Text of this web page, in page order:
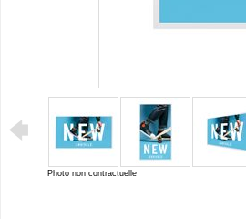
Photo non contractuelle